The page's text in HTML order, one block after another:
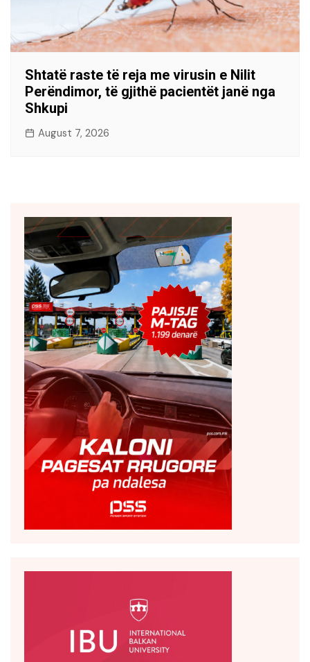
Shtatë raste të reja me virusin e Nilit
Perëndimor, të gjithë pacientët janë nga
Shkupi
August 7, 2026